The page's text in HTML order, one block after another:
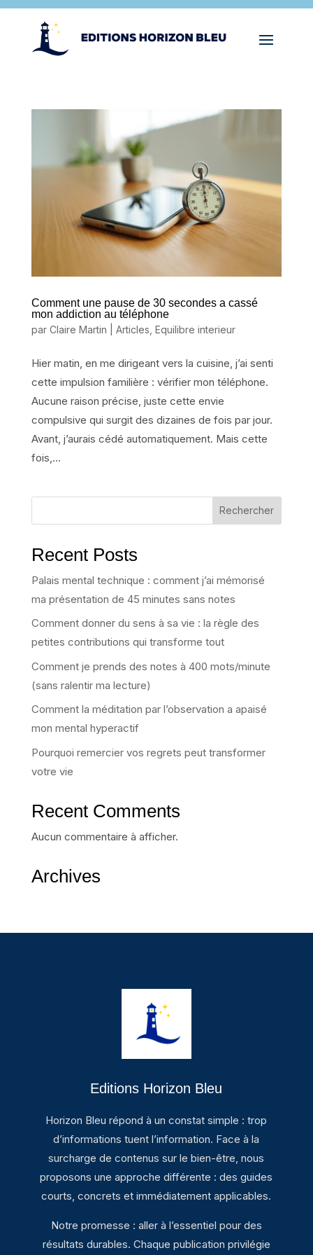
Comment une pause de 30 secondes a cassé
mon addiction au téléphone
par Claire Martin Articles Equilibre interieur
Hier matin, en me dirigeant vers la cuisine, j’ai senti
cette impulsion familière : vérifier mon téléphone.
Aucune raison précise, juste cette envie
compulsive qui surgit des dizaines de fois par jour.
Avant, j’aurais cédé automatiquement. Mais cette
fois,...
Rechercher
Recent Posts
Palais mental technique : comment j’ai mémorisé
ma présentation de 45 minutes sans notes
Comment donner du sens à sa vie : la règle des
petites contributions qui transforme tout
Comment je prends des notes à 400 mots/minute
(sans ralentir ma lecture)
Comment la méditation par l’observation a apaisé
mon mental hyperactif
Pourquoi remercier vos regrets peut transformer
votre vie
Recent Comments
Aucun commentaire à afficher.
Archives
Editions Horizon Bleu
Horizon Bleu répond à un constat simple : trop
d’informations tuent l’information. Face à la
surcharge de contenus sur le bien-être, nous
proposons une approche différente : des guides
courts, concrets et immédiatement applicables.
Notre promesse : aller à l’essentiel pour des
résultats durables. Chaque publication privilégie